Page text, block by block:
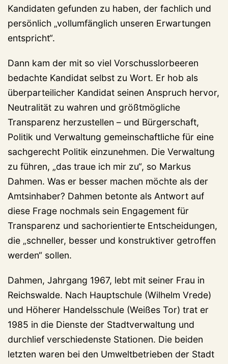
Kandidaten gefunden zu haben, der fachlich und
persönlich „vollumfänglich unseren Erwartungen
entspricht“.
Dann kam der mit so viel Vorschusslorbeeren
bedachte Kandidat selbst zu Wort. Er hob als
überparteilicher Kandidat seinen Anspruch hervor,
Neutralität zu wahren und größtmögliche
Transparenz herzustellen – und Bürgerschaft,
Politik und Verwaltung gemeinschaftliche für eine
sachgerecht Politik einzunehmen. Die Verwaltung
zu führen, „das traue ich mir zu“, so Markus
Dahmen. Was er besser machen möchte als der
Amtsinhaber? Dahmen betonte als Antwort auf
diese Frage nochmals sein Engagement für
Transparenz und sachorientierte Entscheidungen,
die „schneller, besser und konstruktiver getroffen
werden“ sollen.
Dahmen, Jahrgang 1967, lebt mit seiner Frau in
Reichswalde. Nach Hauptschule (Wilhelm Vrede)
und Höherer Handelsschule (Weißes Tor) trat er
1985 in die Dienste der Stadtverwaltung und
durchlief verschiedenste Stationen. Die beiden
letzten waren bei den Umweltbetrieben der Stadt